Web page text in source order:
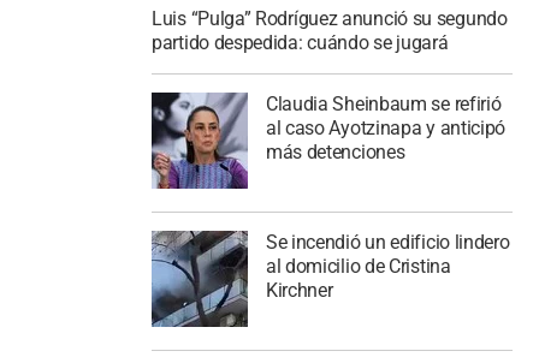
Luis “Pulga” Rodríguez anunció su segundo
partido despedida: cuándo se jugará
Claudia Sheinbaum se refirió
al caso Ayotzinapa y anticipó
más detenciones
Se incendió un edificio lindero
al domicilio de Cristina
Kirchner